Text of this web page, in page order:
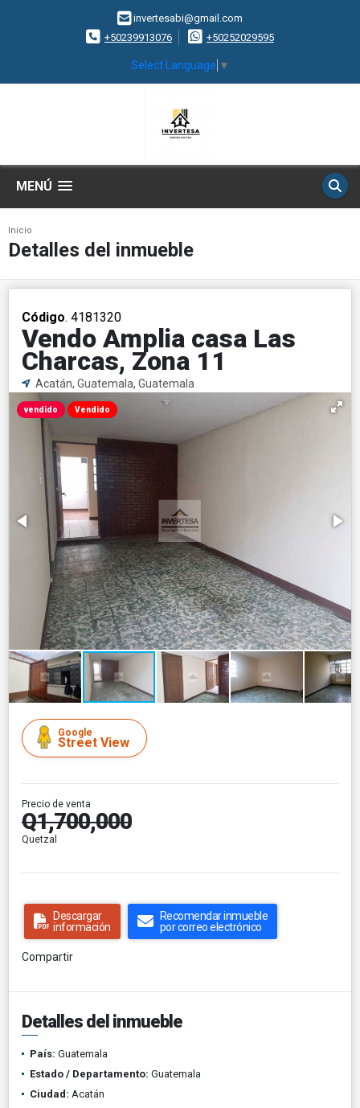
invertesabi@gmail.com
+50239913076
+50252029595
Select Language ▼
MENÚ
Inicio
Detalles del inmueble
Código. 4181320
Vendo Amplia casa Las
Charcas, Zona 11
Acatán, Guatemala, Guatemala
vendido Vendido
Google
Street View
Precio de venta
Q1,700,000
Quetzal
Descargar
información
Recomendar inmueble
por correo electrónico
Compartir
Detalles del inmueble
País: Guatemala
Estado / Departamento: Guatemala
Ciudad: Acatán